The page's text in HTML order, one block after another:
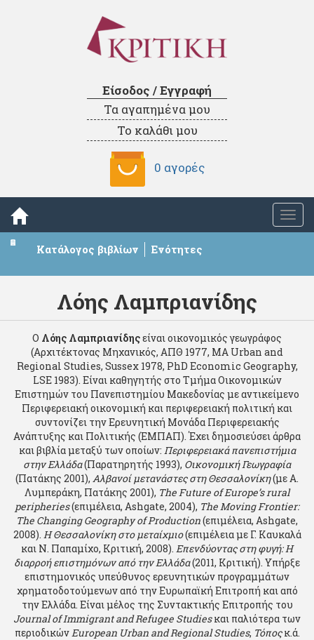
Είσοδος / Εγγραφή
Τα αγαπημένα μου
Το καλάθι μου
0 αγορές
Κατάλογος βιβλίων Ενότητες
Λόης Λαμπριανίδης
Ο Λόης Λαμπριανίδηςείναι οικονομικός γεωγράφος
(Αρχιτέκτονας Μηχανικός, ΑΠΘ 1977, MA Urban and
Regional Studies, Sussex 1978, PhD Economic Geography,
LSE 1983). Είναι καθηγητής στο Τμήμα Οικονομικών
Επιστημών του Πανεπιστημίου Μακεδονίας με αντικείμενο
Περιφερειακή οικονομική και περιφερειακή πολιτική και
συντονίζει την Ερευνητική Μονάδα Περιφερειακής
Ανάπτυξης και Πολιτικής (ΕΜΠΑΠ). Έχει δημοσιεύσει άρθρα
και βιβλία μεταξύ των οποίων: Περιφερειακά πανεπιστήμια
στην Ελλάδα(Παρατηρητής 1993), Οικονομική Γεωγραφία
(Πατάκης 2001), Αλβανοί μετανάστες στη Θεσσαλονίκη(με Α.
Λυμπεράκη, Πατάκης 2001), The Future of Europe’s rural
peripheries(επιμέλεια, Ashgate, 2004), The Moving Frontier:
The Changing Geography of Production(επιμέλεια, Ashgate,
2008). Η Θεσσαλονίκη στο μεταίχμιο(επιμέλεια με Γ. Καυκαλά
και Ν. Παπαμίχο, Κριτική, 2008). Επενδύοντας στη φυγή: Η
διαρροή επιστημόνων από την Ελλάδα(2011, Κριτική). Υπήρξε
επιστημονικός υπεύθυνος ερευνητικών προγραμμάτων
χρηματοδοτούμενων από την Ευρωπαϊκή Επιτροπή και από
την Ελλάδα. Είναι μέλος της Συντακτικής Επιτροπής του
Journal of Immigrant and Refugee Studiesκαι παλιότερα των
περιοδικώνEuropean Urban and Regional Studies, Τόποςκ.ά.